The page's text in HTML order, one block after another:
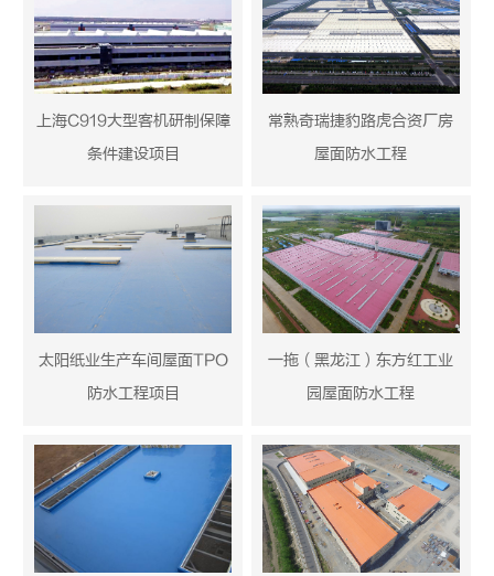
上海C919大型客机研制保障
条件建设项目
常熟奇瑞捷豹路虎合资厂房
屋面防水工程
太阳纸业生产车间屋面TPO
防水工程项目
一拖（黑龙江）东方红工业
园屋面防水工程